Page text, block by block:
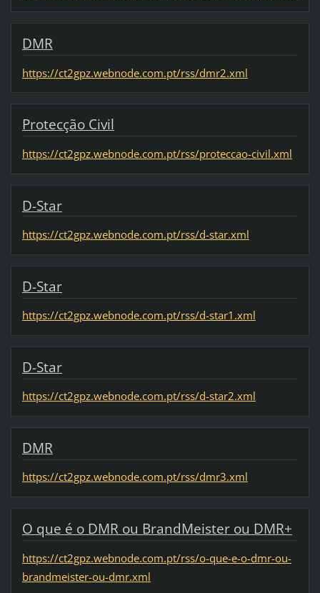
DMR
https://ct2gpz.webnode.com.pt/rss/dmr2.xml
Protecção Civil
https://ct2gpz.webnode.com.pt/rss/proteccao-civil.xml
D-Star
https://ct2gpz.webnode.com.pt/rss/d-star.xml
D-Star
https://ct2gpz.webnode.com.pt/rss/d-star1.xml
D-Star
https://ct2gpz.webnode.com.pt/rss/d-star2.xml
DMR
https://ct2gpz.webnode.com.pt/rss/dmr3.xml
O que é o DMR ou BrandMeister ou DMR+
https://ct2gpz.webnode.com.pt/rss/o-que-e-o-dmr-ou-
brandmeister-ou-dmr.xml